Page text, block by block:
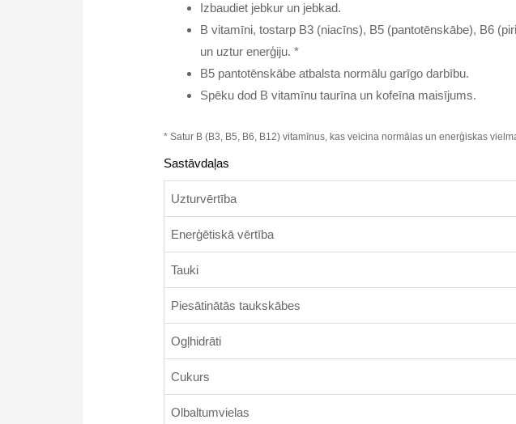
Izbaudiet jebkur un jebkad.
B vitamīni, tostarp B3 (niacīns), B5 (pantotēnskābe), B6
un uztur enerģiju. *
B5 pantotēnskābe atbalsta normālu garīgo darbību.
Spēku dod B vitamīnu taurīna un kofeīna maisījums.
* Satur B (B3, B5, B6, B12) vitamīnus, kas veicina normālas un enerģiskas
Sastāvdaļas
Uzturvērtība
Enerģētiskā vērtība
Tauki
Piesātinātās taukskābes
Ogļhidrāti
Cukurs
Olbaltumvielas